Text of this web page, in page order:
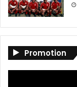
Promotion